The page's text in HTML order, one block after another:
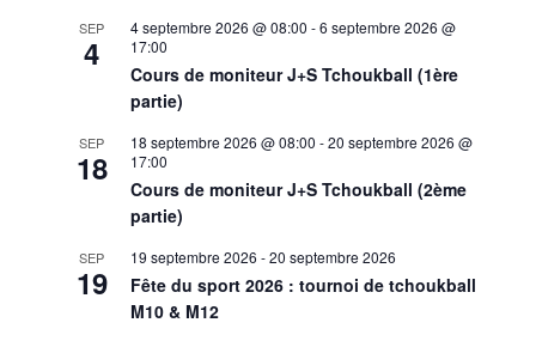
SEP
4
4 septembre 2026 @ 08:00 -6 septembre 2026 @
17:00
Cours de moniteur J+S Tchoukball (1ère
partie)
SEP
18
18 septembre 2026 @ 08:00 -20 septembre 2026 @
17:00
Cours de moniteur J+S Tchoukball (2ème
partie)
SEP
19
19 septembre 2026 -20 septembre 2026
Fête du sport 2026 : tournoi de tchoukball
M10 & M12